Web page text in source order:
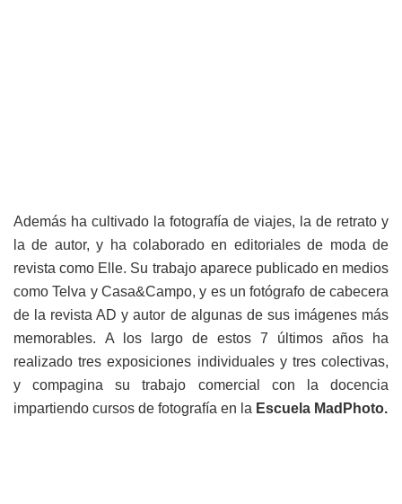
Además ha cultivado la fotografía de viajes, la de retrato y
la de autor, y ha colaborado en editoriales de moda de
revista como Elle. Su trabajo aparece publicado en medios
como Telva y Casa&Campo, y es un fotógrafo de cabecera
de la revista AD y autor de algunas de sus imágenes más
memorables. A los largo de estos 7 últimos años ha
realizado tres exposiciones individuales y tres colectivas,
y compagina su trabajo comercial con la docencia
impartiendo cursos de fotografía en la Escuela MadPhoto.